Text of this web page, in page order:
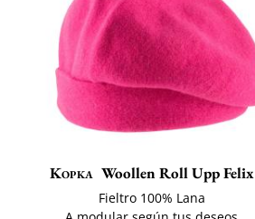
Kopka Woollen Roll Upp Felix
Fieltro 100% Lana